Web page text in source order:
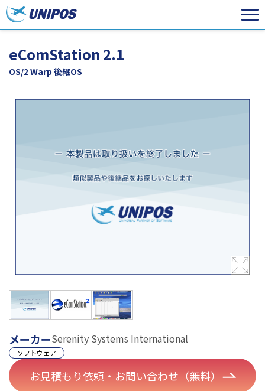
eComStation 2.1
OS/2 Warp 後継OS
メーカーSerenity Systems International
ソフトウェア
お見積もり依頼・お問い合わせ（無料）